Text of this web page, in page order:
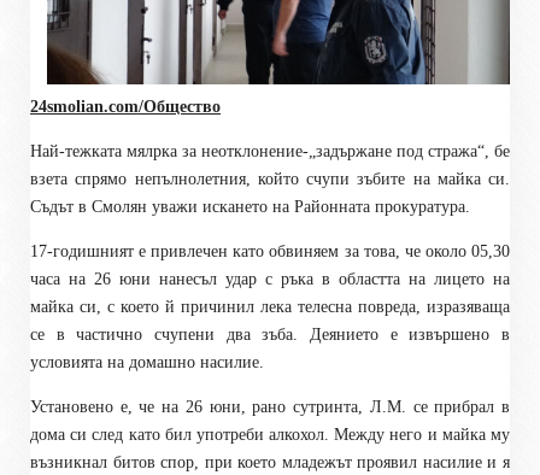
24smolian.com/Общество
Най-тежката мялрка за неотклонение-„задържане под стража“, бе
взета спрямо непълнолетния, който счупи зъбите на майка си.
Съдът в Смолян уважи искането на Районната прокуратура.
17-годишният е привлечен като обвиняем за това, че около 05,30
часа на 26 юни нанесъл удар с ръка в областта на лицето на
майка си, с което й причинил лека телесна повреда, изразяваща
се в частично счупени два зъба. Деянието е извършено в
условията на домашно насилие.
Установено е, че на 26 юни, рано сутринта, Л.М. се прибрал в
дома си след като бил употреби алкохол. Между него и майка му
възникнал битов спор, при което младежът проявил насилие и я